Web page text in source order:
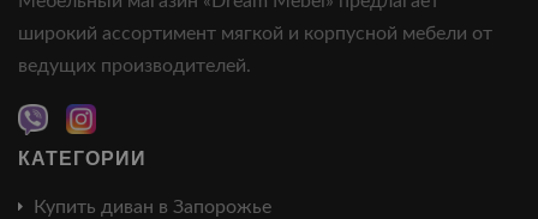
широкий ассортимент мягкой и корпусной мебели от
ведущих производителей.
КАТЕГОРИИ
Купить диван в Запорожье